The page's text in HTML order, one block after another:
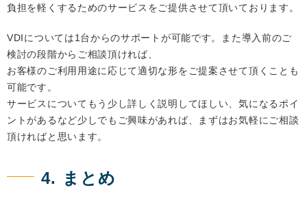
負担を軽くするためのサービスをご提供させて頂いております。
VDIについては1台からのサポートが可能です。また導入前のご
検討の段階からご相談頂ければ、
お客様のご利用用途に応じて適切な形をご提案させて頂くことも
可能です。
サービスについてもう少し詳しく説明してほしい、気になるポイ
ントがあるなど少しでもご興味があれば、まずはお気軽にご相談
頂ければと思います。
4. まとめ